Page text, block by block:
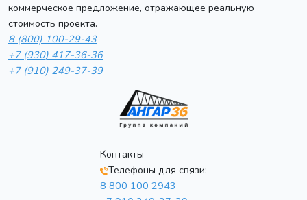
коммерческое предложение, отражающее реальную
стоимость проекта.
8 (800) 100-29-43
+7 (930) 417-36-36
+7 (910) 249-37-39
Контакты
Телефоны для связи:
8 800 100 2943